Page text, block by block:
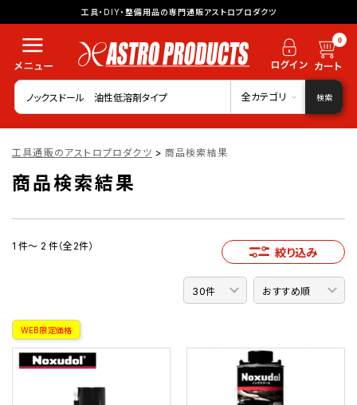
工具・DIY・整備用品の専門通販アストロプロダクツ
0
全カテゴリ 検索
工具通販のアストロプロダクツ > 商品検索結果
商品検索結果
1 件～ 2 件（全2件） 絞り込み
WEB限定価格